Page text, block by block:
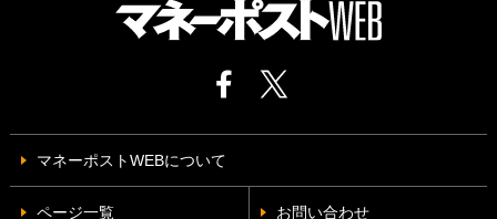
マネーポストWEBについて
ページ一覧 お問い合わせ